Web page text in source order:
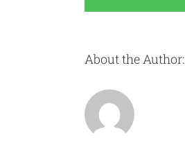
About the Author: